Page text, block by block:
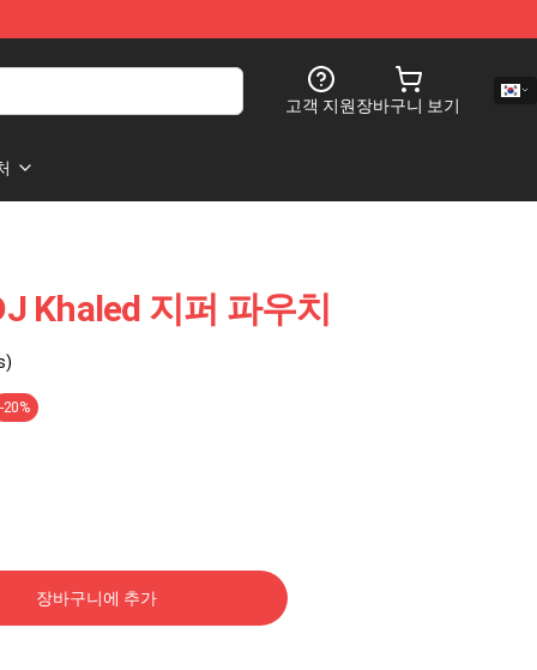
고객 지원장바구니 보기
Khaled 지퍼 파우치
-20%
장바구니에 추가